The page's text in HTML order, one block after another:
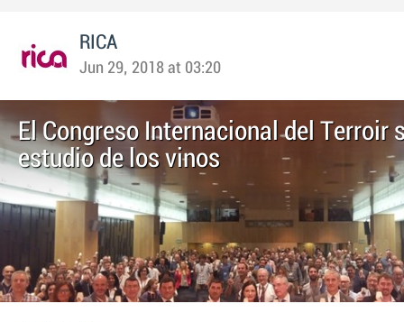
RICA
Jun 29, 2018 at 03:20
El Congreso Internacional del Terroir
estudio de los vinos